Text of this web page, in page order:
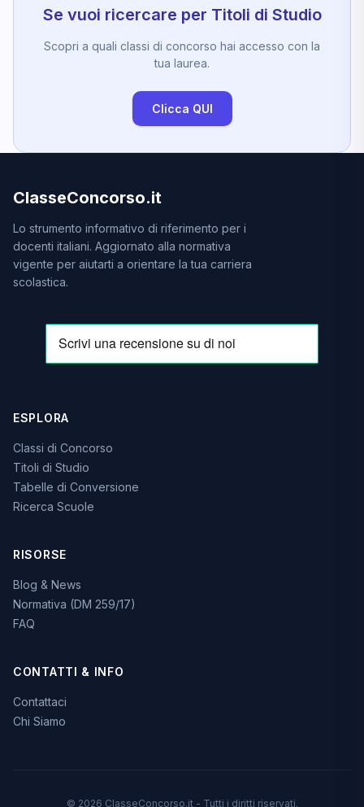
Se vuoi ricercare per Titoli di Studio
Scopri a quali classi di concorso hai accesso con la
tua laurea.
Clicca QUI
ClasseConcorso.it
Lo strumento informativo di riferimento per i
docenti italiani. Aggiornato alla normativa
vigente per aiutarti a orientare la tua carriera
scolastica.
ESPLORA
Classi di Concorso
Titoli di Studio
Tabelle di Conversione
Ricerca Scuole
RISORSE
Blog & News
Normativa (DM 259/17)
FAQ
CONTATTI & INFO
Contattaci
Chi Siamo
© 2026 ClasseConcorso.it - Tutti i diritti riservati.